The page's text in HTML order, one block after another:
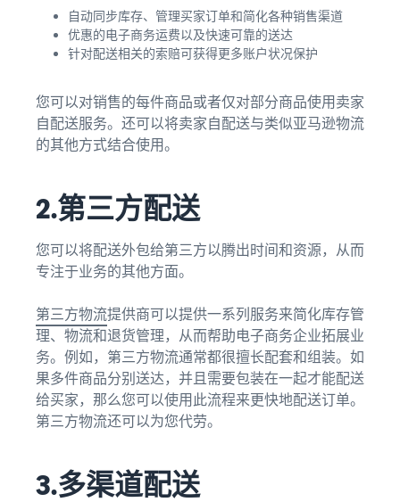
自动同步库存、管理买家订单和简化各种销售渠道
优惠的电子商务运费以及快速可靠的送达
针对配送相关的索赔可获得更多账户状况保护
您可以对销售的每件商品或者仅对部分商品使用卖家
自配送服务。还可以将卖家自配送与类似亚马逊物流
的其他方式结合使用。
2.第三方配送
您可以将配送外包给第三方以腾出时间和资源，从而
专注于业务的其他方面。
第三方物流提供商可以提供一系列服务来简化库存管
理、物流和退货管理，从而帮助电子商务企业拓展业
务。例如，第三方物流通常都很擅长配套和组装。如
果多件商品分别送达，并且需要包装在一起才能配送
给买家，那么您可以使用此流程来更快地配送订单。
第三方物流还可以为您代劳。
3.多渠道配送